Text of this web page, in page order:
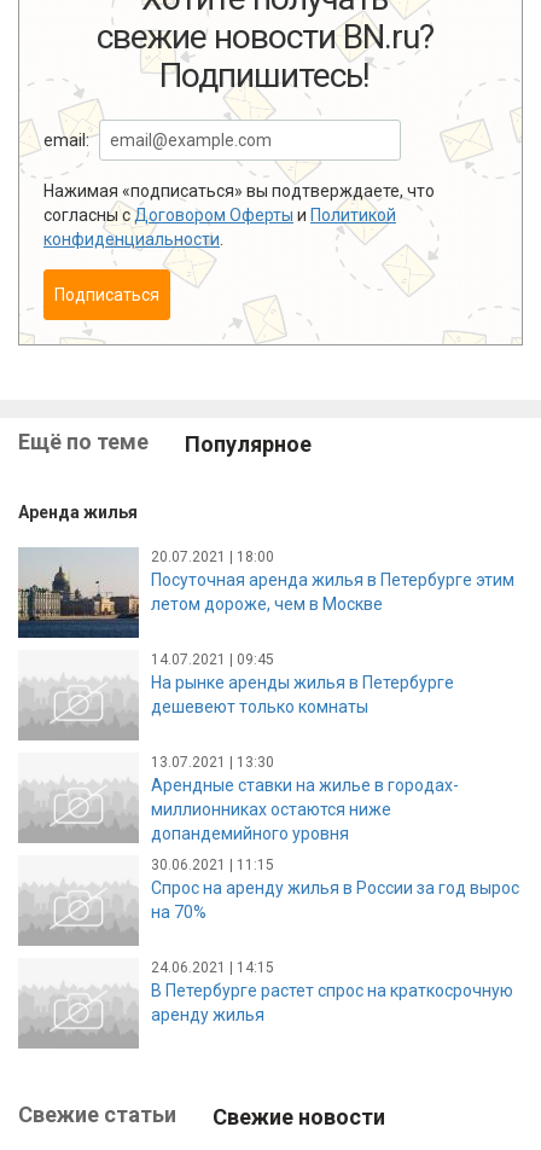
свежие новости BN.ru?
Подпишитесь!
email:
Нажимая «подписаться» вы подтверждаете, что
согласны сДоговором Оферты и Политикой
конфиденциальности
Подписаться
Ещё по теме Популярное
Аренда жилья
20.07.2021 | 18:00
Посуточная аренда жилья в Петербурге этим
летом дороже, чем в Москве
14.07.2021 | 09:45
На рынке аренды жилья в Петербурге
дешевеют только комнаты
13.07.2021 | 13:30
Арендные ставки на жилье в городах-
миллионниках остаются ниже
допандемийного уровня
30.06.2021 | 11:15
Спрос на аренду жилья в России за год вырос
на 70%
24.06.2021 | 14:15
В Петербурге растет спрос на краткосрочную
аренду жилья
Свежие статьи Свежие новости